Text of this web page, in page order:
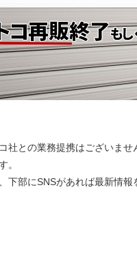
社との業務提携はございませ
。
下部にSNSがあれば最新情報